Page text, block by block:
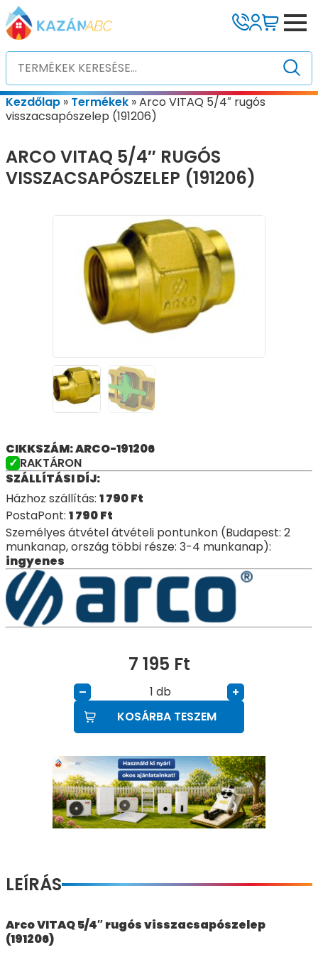
Kezdőlap » Termékek »Arco VITAQ 5/4″ rugós
visszacsapószelep (191206)
ARCO VITAQ 5/4″ RUGÓS
VISSZACSAPÓSZELEP (191206)
CIKKSZÁM: ARCO-191206
RAKTÁRON
SZÁLLÍTÁSI DÍJ:
Házhoz szállítás: 1 790Ft
PostaPont: 1 790Ft
Személyes átvétel átvételi pontunkon (Budapest: 2
munkanap, ország többi része: 3-4 munkanap):
ingyenes
7 195 Ft
– db
+
KOSÁRBA TESZEM
LEÍRÁS
Arco VITAQ 5/4″ rugós visszacsapószelep
(191206)